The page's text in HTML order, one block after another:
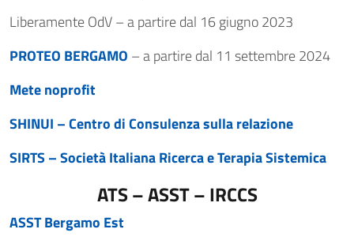
Liberamente OdV – a partire dal 16 giugno 2023
PROTEO BERGAMO – a partire dal 11 settembre 2024
Mete noprofit
SHINUI – Centro di Consulenza sulla relazione
SIRTS – Società Italiana Ricerca e Terapia Sistemica
ATS – ASST – IRCCS
ASST Bergamo Est